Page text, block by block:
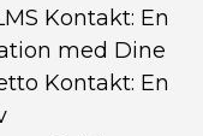
Kontakt: En
med Dine
Kontakt: En